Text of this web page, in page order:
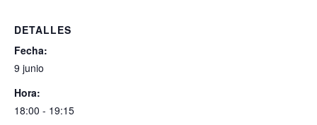
DETALLES
Fecha:
9 junio
Hora:
18:00 - 19:15